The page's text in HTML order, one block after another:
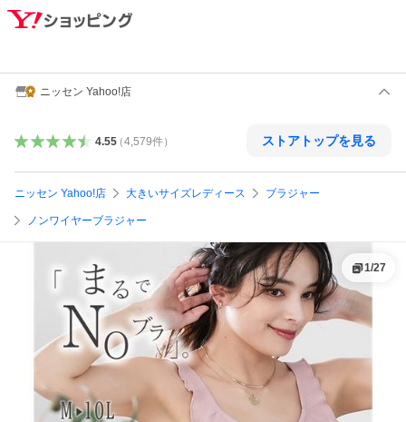
ニッセン Yahoo!店
4.55（4,579件） ストアトップを見る
ニッセン Yahoo!店 大きいサイズレディース ブラジャー
ノンワイヤーブラジャー
1/27